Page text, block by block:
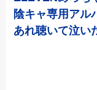
陰キャ専用アル
あれ聴いて泣い